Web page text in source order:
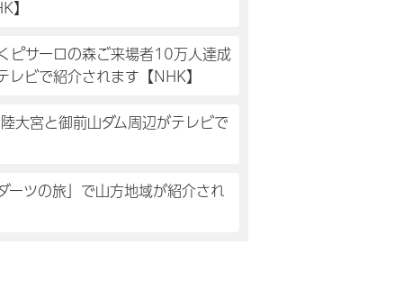
】
ピサーロの森ご来場者10万人達成
レビで紹介されます【NHK】
大宮と御前山ダム周辺がテレビで
ツの旅」で山方地域が紹介され